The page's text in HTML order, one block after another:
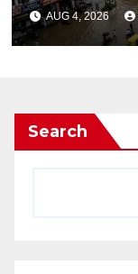
AUG 4, 2026
Search